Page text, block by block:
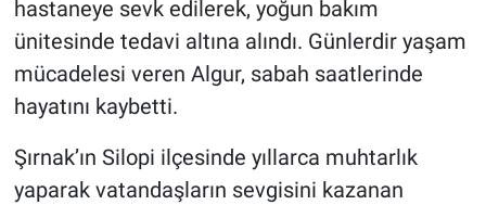
hastaneye sevk edilerek, yoğun bakım
ünitesinde tedavi altına alındı. Günlerdir yaşam
mücadelesi veren Algur, sabah saatlerinde
hayatını kaybetti.
Şırnak’ın Silopi ilçesinde yıllarca muhtarlık
yaparak vatandaşların sevgisini kazanan